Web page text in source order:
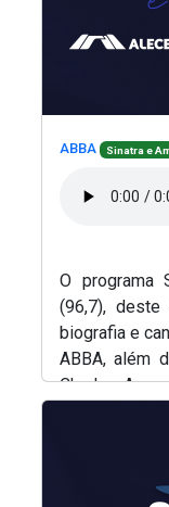
(Abre em nova
ABBA
(Abre em
Sinatra e
O programa
(96,7),
biografia e
ABBA, além
Charles
(Abre em nova